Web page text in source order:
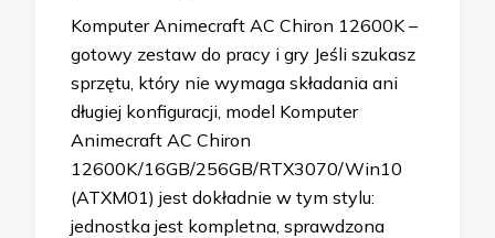
Komputer Animecraft AC Chiron 12600K –
gotowy zestaw do pracy i gry Jeśli szukasz
sprzętu, który nie wymaga składania ani
długiej konfiguracji, model Komputer
Animecraft AC Chiron
12600K/16GB/256GB/RTX3070/Win10
(ATXM01) jest dokładnie w tym stylu:
jednostka jest kompletna, sprawdzona